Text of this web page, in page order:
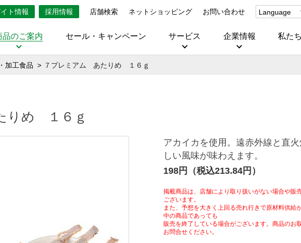
ト情報 採用情報 店舗検索 ネットショッピング お問い合わせ
Language
(Corporate)
品のご案内 セール・キャンペーン サービス 企業情報 私た
加工食品 ７プレミアム あたりめ １６ｇ
りめ １６ｇ
アカイカを使用。遠赤外線と直
しい風味が味わえます。
198円（税込213.84円）
掲載商品は、店舗により取り扱いがない場合や販
ございます。
また、予想を大きく上回る売れ行きで原材料供給
中の商品であっても
販売を終了している場合がございます。商品のお
お問合せください。